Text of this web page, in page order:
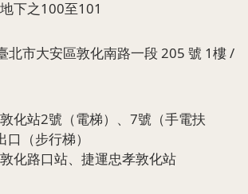
下之100至101
北市大安區敦化南路一段 205 號 1樓 /
化站2號（電梯）、7號（手電扶
（步行梯）
化路口站、捷運忠孝敦化站